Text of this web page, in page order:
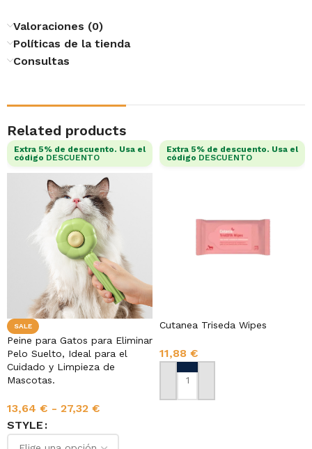
Valoraciones (0)
Políticas de la tienda
Consultas
Related products
Extra 5% de descuento. Usa el
código DESCUENTO
SALE
Peine para Gatos para Eliminar
Pelo Suelto, Ideal para el
Cuidado y Limpieza de
Mascotas.
13,64 € - 27,32 €
STYLE
Extra 5% de descuento. Usa el
código DESCUENTO
Cutanea Triseda Wipes
11,88 €
AÑADIR AL CARRITO